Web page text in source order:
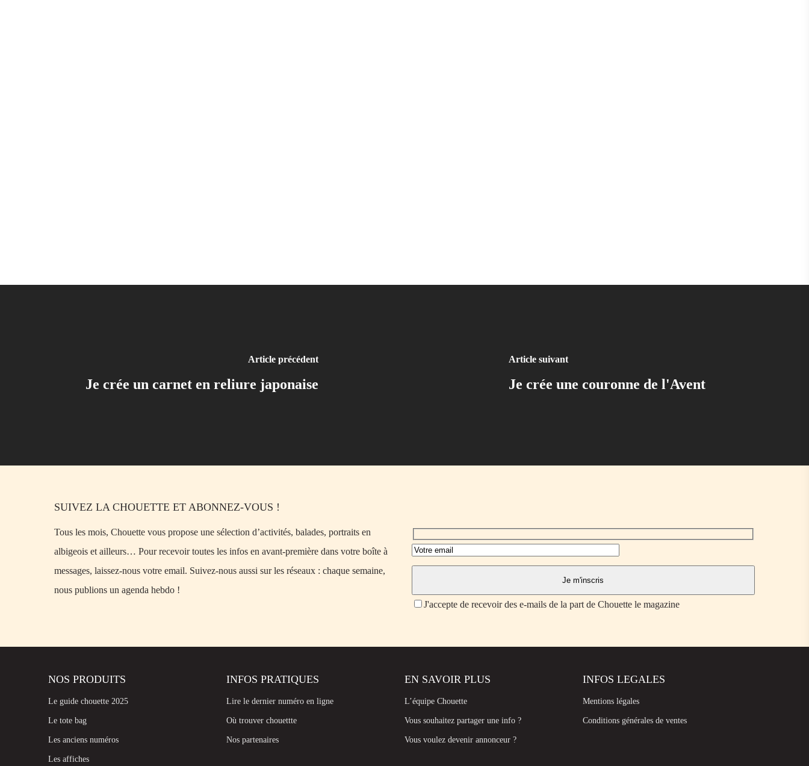
Article précédent
Je crée un carnet en reliure japonaise
Article suivant
Je crée une couronne de l'Avent
SUIVEZ LA CHOUETTE ET ABONNEZ-VOUS !
Tous les mois, Chouette vous propose une sélection d’activités, balades, portraits en
albigeois et ailleurs… Pour recevoir toutes les infos en avant-première dans votre boîte à
messages, laissez-nous votre email. Suivez-nous aussi sur les réseaux : chaque semaine,
nous publions un agenda hebdo !
J'accepte de recevoir des e-mails de la part de Chouette le magazine
NOS PRODUITS
Le guide chouette 2025
Le tote bag
Les anciens numéros
Les affiches
INFOS PRATIQUES
Lire le dernier numéro en ligne
Où trouver chouettte
Nos partenaires
EN SAVOIR PLUS
L’équipe Chouette
Vous souhaitez partager une info ?
Vous voulez devenir annonceur ?
INFOS LEGALES
Mentions légales
Conditions générales de ventes